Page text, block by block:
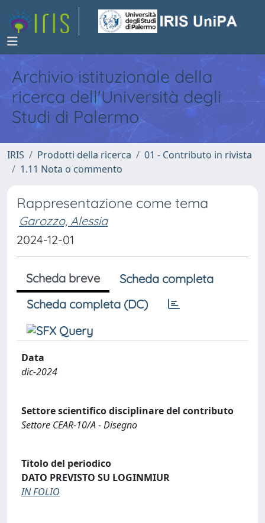
Archivio istituzionale della
ricerca dell'Università degli
Studi di Palermo
IRIS Prodotti della ricerca
01 - Contributo in rivista
1.11 Nota o commento
Rappresentazione come tema
Garozzo, Alessia
2024-12-01
Scheda breve
Scheda completa
Scheda completa (DC)
Data
dic-2024
Settore scientifico disciplinare del contributo
Settore CEAR-10/A - Disegno
Titolo del periodico
DATO PREVISTO SU LOGINMIUR
IN FOLIO